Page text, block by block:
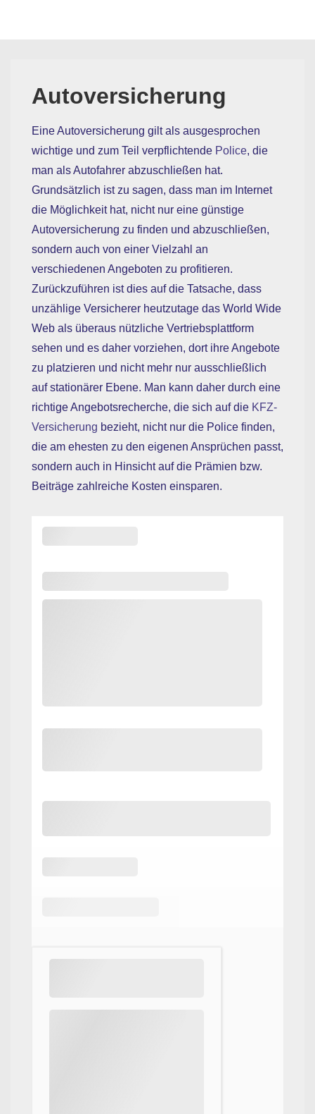
Autoversicherung
Eine Autoversicherung gilt als ausgesprochen
wichtige und zum Teil verpflichtende Police, die
man als Autofahrer abzuschließen hat.
Grundsätzlich ist zu sagen, dass man im Internet
die Möglichkeit hat, nicht nur eine günstige
Autoversicherung zu finden und abzuschließen,
sondern auch von einer Vielzahl an
verschiedenen Angeboten zu profitieren.
Zurückzuführen ist dies auf die Tatsache, dass
unzählige Versicherer heutzutage das World Wide
Web als überaus nützliche Vertriebsplattform
sehen und es daher vorziehen, dort ihre Angebote
zu platzieren und nicht mehr nur ausschließlich
auf stationärer Ebene. Man kann daher durch eine
richtige Angebotsrecherche, die sich auf die KFZ-
Versicherung bezieht, nicht nur die Police finden,
die am ehesten zu den eigenen Ansprüchen passt,
sondern auch in Hinsicht auf die Prämien bzw.
Beiträge zahlreiche Kosten einsparen.